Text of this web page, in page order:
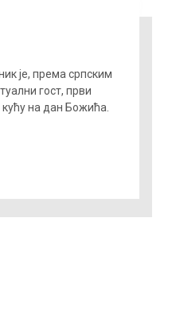
је, према српским
гост, први
на дан Божића.